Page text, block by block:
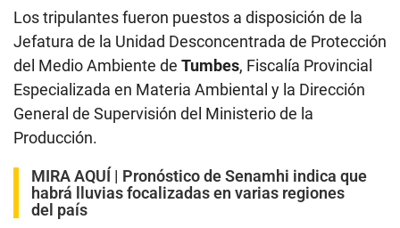
Los tripulantes fueron puestos a disposición de la
Jefatura de la Unidad Desconcentrada de Protección
del Medio Ambiente de Tumbes, Fiscalía Provincial
Especializada en Materia Ambiental y la Dirección
General de Supervisión del Ministerio de la
Producción.
MIRA AQUÍ | Pronóstico de Senamhi indica que
habrá lluvias focalizadas en varias regiones
del país